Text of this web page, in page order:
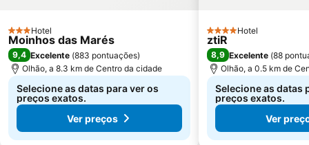
Ayamonte
Parque Natural da Ría Formosa
Praia da Rocha Baixinha
Palácio e Quinta de Estói
3 Estrelas
Hotel
Moinhos das Marés
9,4 Excelente (883 pontuações)
Olhão, a 8.3 km de Centro da cidade
Selecione as datas para ver os
preços exatos.
Ver preços
4 Estrelas
Hotel
ztiR
8,9 Excelente (88
Olhão, a 0.5 km de
Selecione as datas
preços exatos.
Ver